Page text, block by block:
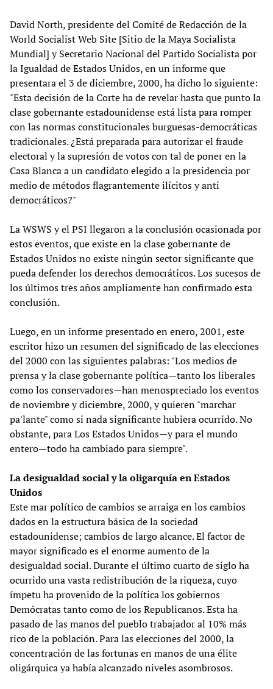
David North, presidente del Comité de Redacción de la
World Socialist Web Site [Sitio de la Maya Socialista
Mundial] y Secretario Nacional del Partido Socialista por
la Igualdad de Estados Unidos, en un informe que
presentara el 3 de diciembre, 2000, ha dicho lo siguiente:
"Esta decisión de la Corte ha de revelar hasta que punto la
clase gobernante estadounidense está lista para romper
con las normas constitucionales burguesas-democráticas
tradicionales. ¿Está preparada para autorizar el fraude
electoral y la supresión de votos con tal de poner en la
Casa Blanca a un candidato elegido a la presidencia por
medio de métodos flagrantemente ilícitos y anti
democráticos?"
La WSWS y el PSI llegaron a la conclusión ocasionada por
estos eventos, que existe en la clase gobernante de
Estados Unidos no existe ningún sector significante que
pueda defender los derechos democráticos. Los sucesos de
los últimos tres años ampliamente han confirmado esta
conclusión.
Luego, en un informe presentado en enero, 2001, este
escritor hizo un resumen del significado de las elecciones
del 2000 con las siguientes palabras: "Los medios de
prensa y la clase gobernante política—tanto los liberales
como los conservadores—han menospreciado los eventos
de noviembre y diciembre, 2000, y quieren "marchar
pa'lante" como si nada significante hubiera ocurrido. No
obstante, para Los Estados Unidos—y para el mundo
entero—todo ha cambiado para siempre".
La desigualdad social y la oligarquía en Estados
Unidos
Este mar político de cambios se arraiga en los cambios
dados en la estructura básica de la sociedad
estadounidense; cambios de largo alcance. El factor de
mayor significado es el enorme aumento de la
desigualdad social. Durante el último cuarto de siglo ha
ocurrido una vasta redistribución de la riqueza, cuyo
ímpetu ha provenido de la política los gobiernos
Demócratas tanto como de los Republicanos. Esta ha
pasado de las manos del pueblo trabajador al 10% más
rico de la población. Para las elecciones del 2000, la
concentración de las fortunas en manos de una élite
oligárquica ya había alcanzado niveles asombrosos.